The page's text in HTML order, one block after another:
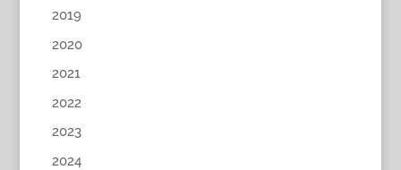
2019
2020
2021
2022
2023
2024